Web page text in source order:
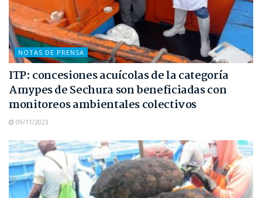
NOTAS DE PRENSA
ITP: concesiones acuícolas de la categoría
Amypes de Sechura son beneficiadas con
monitoreos ambientales colectivos
09/11/2023